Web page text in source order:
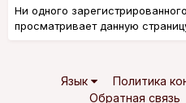
Ни одного
просматривает данную
Язык
Политика
Обратная связь